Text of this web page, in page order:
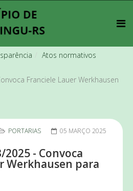
Atos normativos
Franciele Lauer Werkhausen
PORTARIAS
05 MARÇO 2025
- Convoca
Werkhausen para